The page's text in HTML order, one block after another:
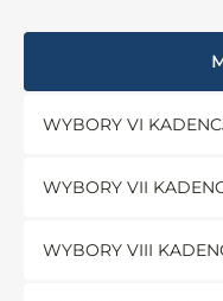
WYBORY VI
WYBORY VII
WYBORY VIII